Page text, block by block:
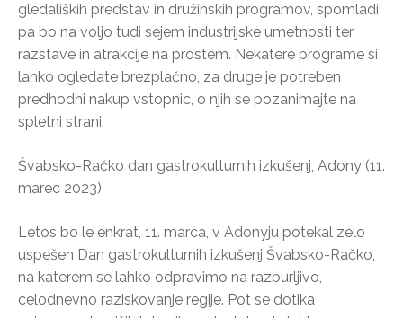
gledaliških predstav in družinskih programov, spomladi
pa bo na voljo tudi sejem industrijske umetnosti ter
razstave in atrakcije na prostem. Nekatere programe si
lahko ogledate brezplačno, za druge je potreben
predhodni nakup vstopnic, o njih se pozanimajte na
spletni strani.
Švabsko-Račko dan gastrokulturnih izkušenj, Adony (11.
marec 2023)
Letos bo le enkrat, 11. marca, v Adonyju potekal zelo
uspešen Dan gastrokulturnih izkušenj Švabsko-Račko,
na katerem se lahko odpravimo na razburljivo,
celodnevno raziskovanje regije. Pot se dotika